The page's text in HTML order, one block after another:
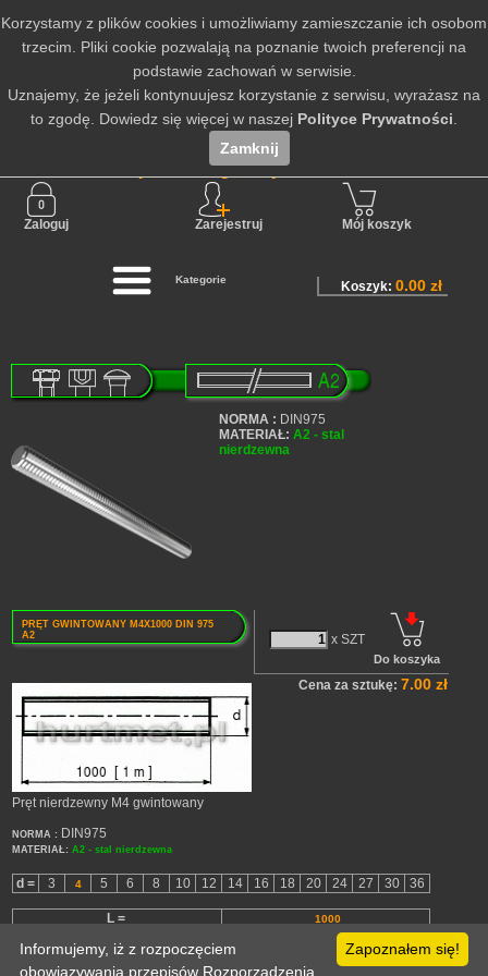
Nie jesteś zalogowany
Zaloguj Zarejestruj Mój koszyk
Kategorie
NORMA : DIN975
MATERIAŁ: A2 - stal
nierdzewna
PRĘT GWINTOWANY M4X1000 DIN 975
A2
Pręt nierdzewny M4 gwintowany
NORMA : DIN975
MATERIAŁ: A2 - stal nierdzewna
x SZT
Cena za sztukę: 7.00 zł
d = 3 4 5 6 8 10 12 14 16 18 20 24 27 30 36
L = 1000
Powrót
Koszyk:0.00 zł
Zapoznałem się!
Informujemy, iż z rozpoczęciem
obowiązywania przepisów Rozporządzenia
Korzystamy z plików cookies i umożliwiamy zamieszczanie ich osobom
trzecim. Pliki cookie pozwalają na poznanie twoich preferencji na
podstawie zachowań w serwisie.
Uznajemy, że jeżeli kontynuujesz korzystanie z serwisu, wyrażasz na
to zgodę. Dowiedz się więcej w naszej Polityce Prywatności
Zamknij